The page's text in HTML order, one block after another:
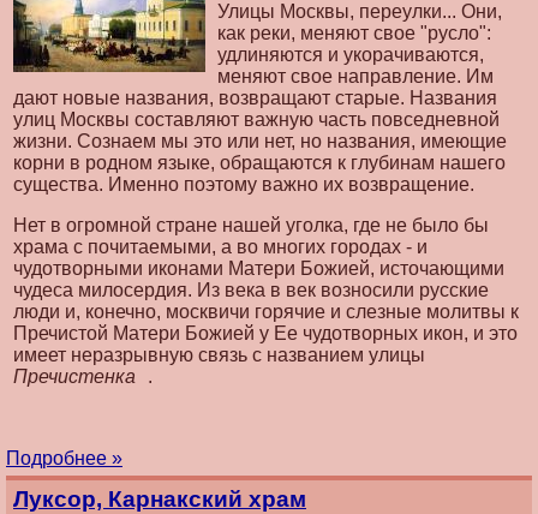
Улицы Москвы, переулки... Они,
как реки, меняют свое "русло":
удлиняются и укорачиваются,
меняют свое направление. Им
дают новые названия, возвращают старые. Названия
улиц Москвы составляют важную часть повседневной
жизни. Сознаем мы это или нет, но названия, имеющие
корни в родном языке, обращаются к глубинам нашего
существа. Именно поэтому важно их возвращение.
Нет в огромной стране нашей уголка, где не было бы
храма с почитаемыми, а во многих городах - и
чудотворными иконами Матери Божией, источающими
чудеса милосердия. Из века в век возносили русские
люди и, конечно, москвичи горячие и слезные молитвы к
Пречистой Матери Божией у Ее чудотворных икон, и это
имеет неразрывную связь с названием улицы
Пречистенка
.
Подробнее »
Луксор, Карнакский храм